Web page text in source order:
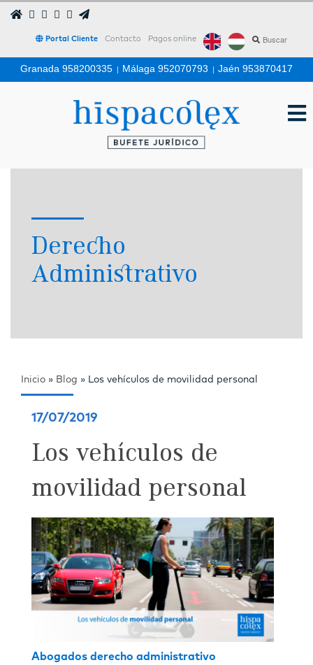
Portal Cliente Contacto Pagos online
Granada 958200335 | Málaga 952070793 | Jaén 953870417
Derecho
Administrativo
Inicio » Blog » Los vehículos de movilidad personal
17/07/2019
Los vehículos de
movilidad personal
Abogados derecho administrativo